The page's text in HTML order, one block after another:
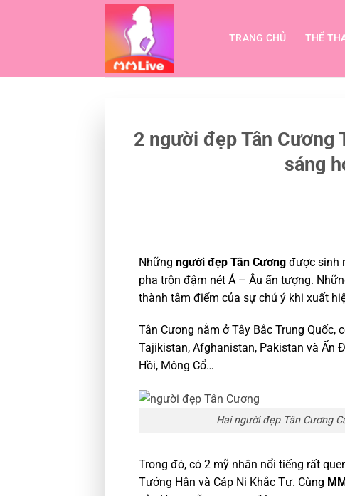
TRANG CHỦ THỂ
2 người đẹp Tân Cương
sáng
Những người đẹp Tân Cương được sinh
pha trộn đậm nét Á – Âu ấn tượng.
thành tâm điểm của sự chú ý khi xuất
Tân Cương nằm ở Tây Bắc Trung Quốc,
Tajikistan, Afghanistan, Pakistan và Ấn
Hồi, Mông Cổ…
Hai người đẹp Tân Cương
Trong đó, có 2 mỹ nhân nổi tiếng rất
Tưởng Hân và Cáp Ni Khắc Tư. Cùng